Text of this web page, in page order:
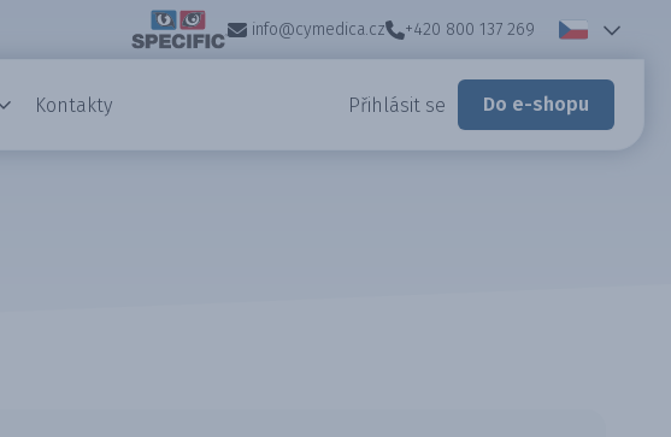
info@cymedica.cz +420 800 137 269
Kontakty Přihlásit se Do e-shopu